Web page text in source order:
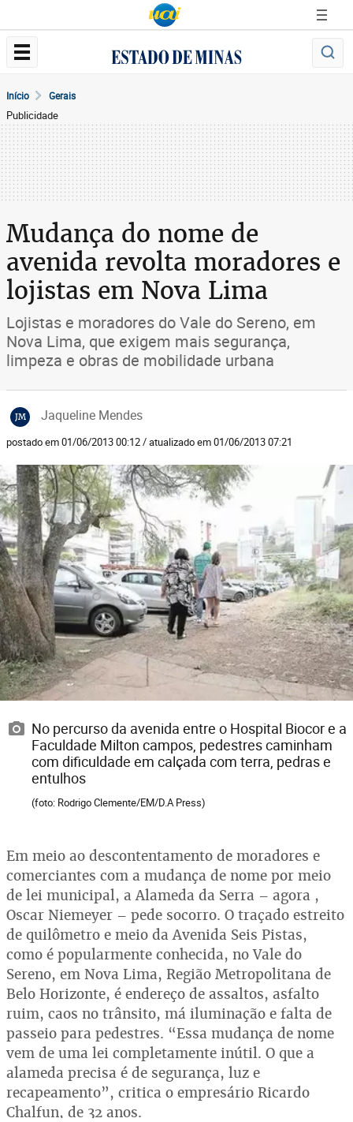
Início Gerais
Publicidade
Mudança do nome de
avenida revolta moradores e
lojistas em Nova Lima
Lojistas e moradores do Vale do Sereno, em
Nova Lima, que exigem mais segurança,
limpeza e obras de mobilidade urbana
JM Jaqueline Mendes
postado em 01/06/2013 00:12 / atualizado em 01/06/2013 07:21
No percurso da avenida entre o Hospital Biocor e a
Faculdade Milton campos, pedestres caminham
com dificuldade em calçada com terra, pedras e
entulhos
(foto: Rodrigo Clemente/EM/D.A Press)
Em meio ao descontentamento de moradores e
comerciantes com a mudança de nome por meio
de lei municipal, a Alameda da Serra – agora ,
Oscar Niemeyer – pede socorro. O traçado estreito
de quilômetro e meio da Avenida Seis Pistas,
como é popularmente conhecida, no Vale do
Sereno, em Nova Lima, Região Metropolitana de
Belo Horizonte, é endereço de assaltos, asfalto
ruim, caos no trânsito, má iluminação e falta de
passeio para pedestres. “Essa mudança de nome
vem de uma lei completamente inútil. O que a
alameda precisa é de segurança, luz e
recapeamento”, critica o empresário Ricardo
Chalfun, de 32 anos.